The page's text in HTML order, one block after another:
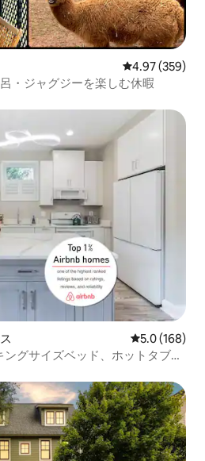
レビュー359
4.97 (359)
・ジャグジーを楽しむ休暇
す。
レビュー168
5.0 (168)
グサイズベッド、ホットタブ、
す。